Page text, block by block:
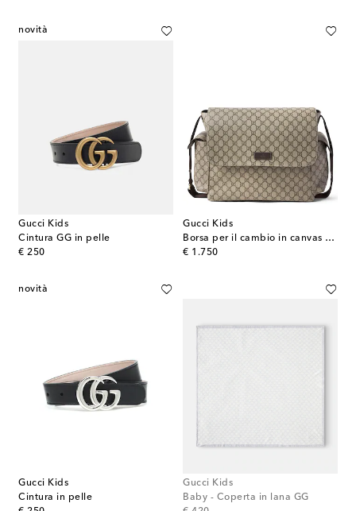
novità
Gucci Kids
Cintura GG in pelle
€ 250
original price
Gucci Kids
Borsa per il cambio in canvas GG Supreme
€ 1.750
original price
novità
Gucci Kids
Cintura in pelle
Gucci Kids
Baby - Coperta in lana GG